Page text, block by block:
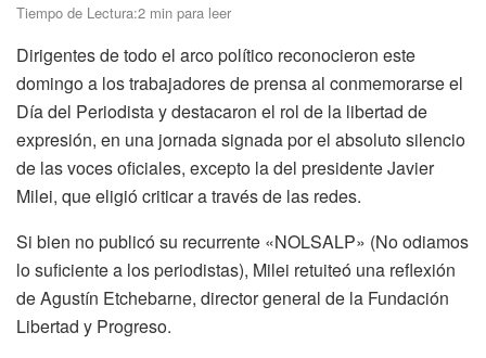
Tiempo de Lectura:2 min para leer
Dirigentes de todo el arco político reconocieron este
domingo a los trabajadores de prensa al conmemorarse el
Día del Periodista y destacaron el rol de la libertad de
expresión, en una jornada signada por el absoluto silencio
de las voces oficiales, excepto la del presidente Javier
Milei, que eligió criticar a través de las redes.
Si bien no publicó su recurrente «NOLSALP» (No odiamos
lo suficiente a los periodistas), Milei retuiteó una reflexión
de Agustín Etchebarne, director general de la Fundación
Libertad y Progreso.